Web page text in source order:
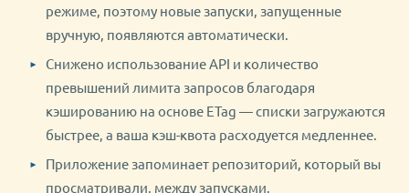
режиме, поэтому новые запуски, запущенные
вручную, появляются автоматически.
Снижено использование API и количество
превышений лимита запросов благодаря
кэшированию на основе ETag — списки загружаются
быстрее, а ваша кэш-квота расходуется медленнее.
Приложение запоминает репозиторий, который вы
просматривали, между запусками.